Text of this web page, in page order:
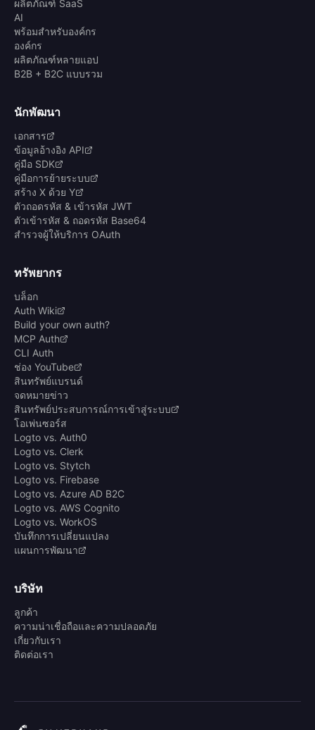
ผลิตภัณฑ์ SaaS
AI
พร้อมสำหรับองค์กร
องค์กร
ผลิตภัณฑ์หลายแอป
B2B + B2C แบบรวม
นักพัฒนา
เอกสาร
ข้อมูลอ้างอิง API
คู่มือ SDK
คู่มือการย้ายระบบ
สร้าง X ด้วย Y
ตัวถอดรหัส & เข้ารหัส JWT
ตัวเข้ารหัส & ถอดรหัส Base64
สำรวจผู้ให้บริการ OAuth
ทรัพยากร
บล็อก
Auth Wiki
Build your own auth?
MCP Auth
CLI Auth
ช่อง YouTube
สินทรัพย์แบรนด์
จดหมายข่าว
สินทรัพย์ประสบการณ์การเข้าสู่ระบบ
โอเพ่นซอร์ส
Logto vs. Auth0
Logto vs. Clerk
Logto vs. Stytch
Logto vs. Firebase
Logto vs. Azure AD B2C
Logto vs. AWS Cognito
Logto vs. WorkOS
บันทึกการเปลี่ยนแปลง
แผนการพัฒนา
บริษัท
ลูกค้า
ความน่าเชื่อถือและความปลอดภัย
เกี่ยวกับเรา
ติดต่อเรา